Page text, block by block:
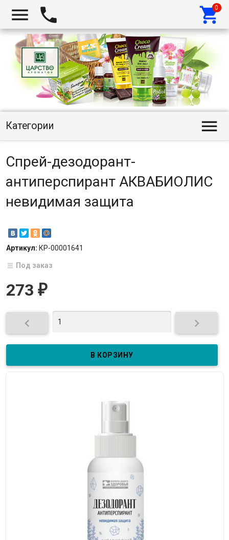
  
Категории 
Спрей-дезодорант-
антиперспирант АКВАБИОЛИС
невидимая защита
Артикул: КР-00001641
Под заказ
273 ₽
 